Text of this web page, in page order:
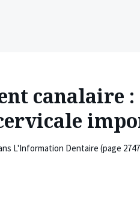
canalaire :
L'Information Dentaire (page